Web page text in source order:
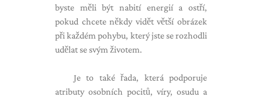
byste měli být nabití energií a ostří,
pokud chcete někdy vidět větší obrázek
při každém pohybu, který jste se rozhodli
udělat se svým životem.
Je to také řada, která podporuje
atributy osobních pocitů, víry, osudu a